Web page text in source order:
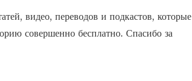
видео, переводов и подкастов, которые
совершенно бесплатно. Спасибо за